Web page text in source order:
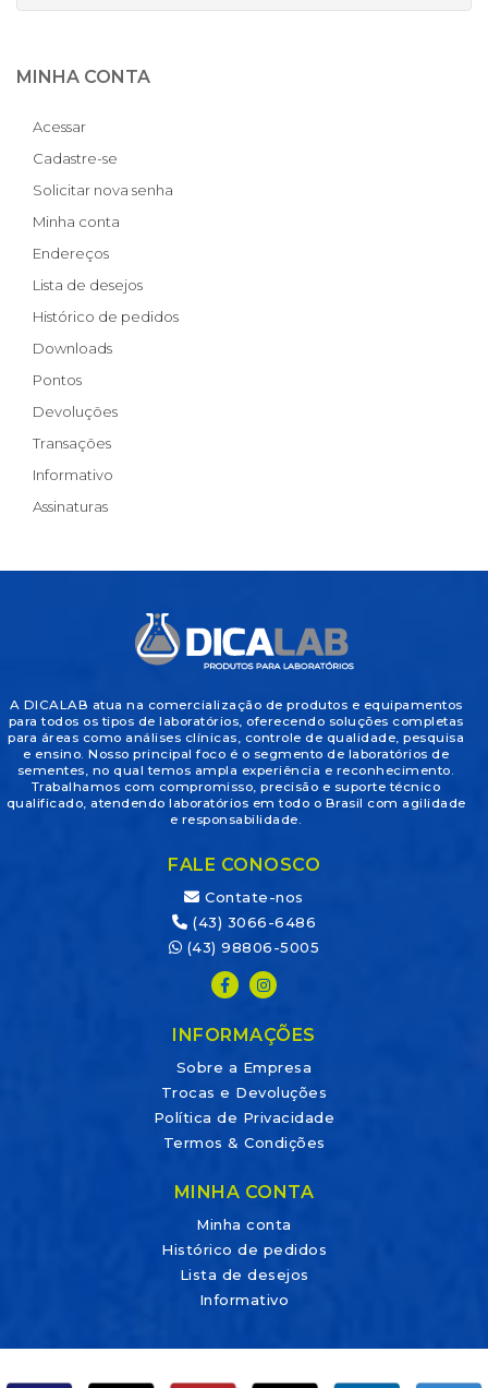
MINHA CONTA
Acessar
Cadastre-se
Solicitar nova senha
Minha conta
Endereços
Lista de desejos
Histórico de pedidos
Downloads
Pontos
Devoluções
Transações
Informativo
Assinaturas
A DICALAB atua na comercialização de produtos e equipamentos
para todos os tipos de laboratórios, oferecendo soluções completas
para áreas como análises clínicas, controle de qualidade, pesquisa
e ensino. Nosso principal foco é o segmento de laboratórios de
sementes, no qual temos ampla experiência e reconhecimento.
Trabalhamos com compromisso, precisão e suporte técnico
qualificado, atendendo laboratórios em todo o Brasil com agilidade
e responsabilidade.
FALE CONOSCO
Contate-nos
(43) 3066-6486
(43) 98806-5005
INFORMAÇÕES
Sobre a Empresa
Trocas e Devoluções
Política de Privacidade
Termos & Condições
MINHA CONTA
Minha conta
Histórico de pedidos
Lista de desejos
Informativo